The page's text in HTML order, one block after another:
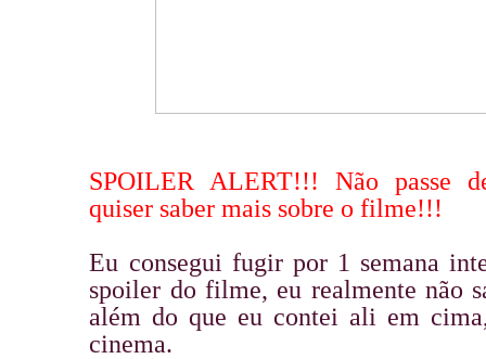
SPOILER ALERT!!! Não passe
quiser saber mais sobre o filme!!!
Eu consegui fugir por 1 semana
spoiler do filme, eu realmente não
além do que eu contei ali em
cinema.